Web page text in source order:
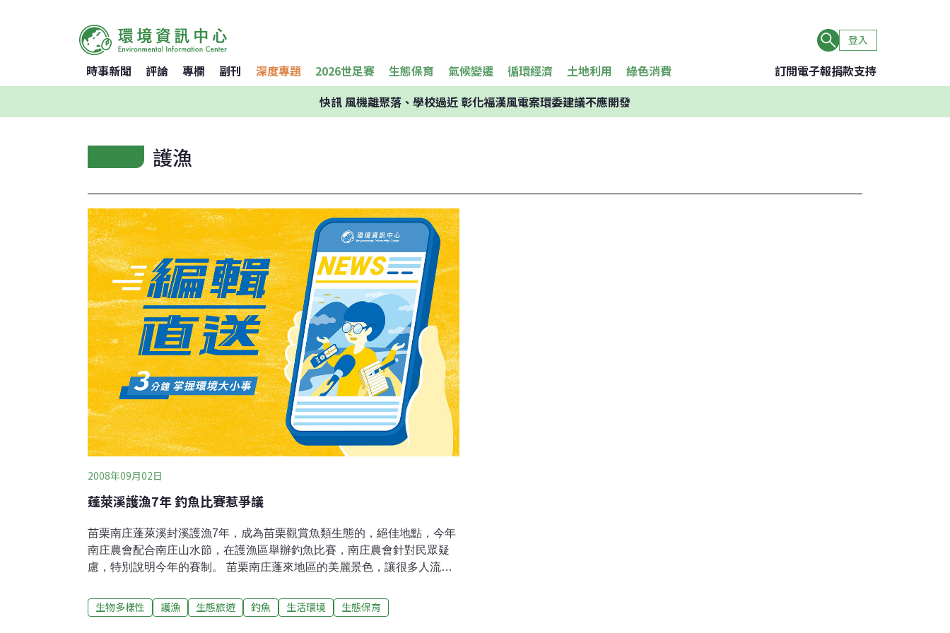
登入
時事新聞 評論 專欄 副刊 深度專題 2026世足賽 生態保育 氣候變遷 循環經濟 土地利用 綠色消費 訂閱電子報捐款支持
快訊風機離聚落、學校過近 彰化福漢風電案環委建議不應開發
護漁
2008年09月02日
蓬萊溪護漁7年 釣魚比賽惹爭議
苗栗南庄蓬萊溪封溪護漁7年，成為苗栗觀賞魚類生態的，絕佳地點，今年
南庄農會配合南庄山水節，在護漁區舉辦釣魚比賽，南庄農會針對民眾疑
慮，特別說明今年的賽制。 苗栗南庄蓬來地區的美麗景色，讓很多人流連
是南庄旅遊的重要景點。南庄農會表示，護漁區舉辦釣魚比賽，在國外行
之有年，只要是在不影響生態的條件下，適度的讓大魚減少，其實有助於
生物多樣性 護漁 生態旅遊 釣魚 生活環境 生態保育